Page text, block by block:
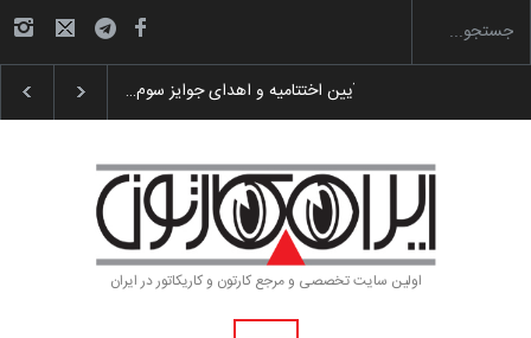
گزارش تصویری آیین اختتامیه و اهدای جوایز سوم…
اولین سایت تخصصی و مرجع کارتون و کاریکاتور در ایران